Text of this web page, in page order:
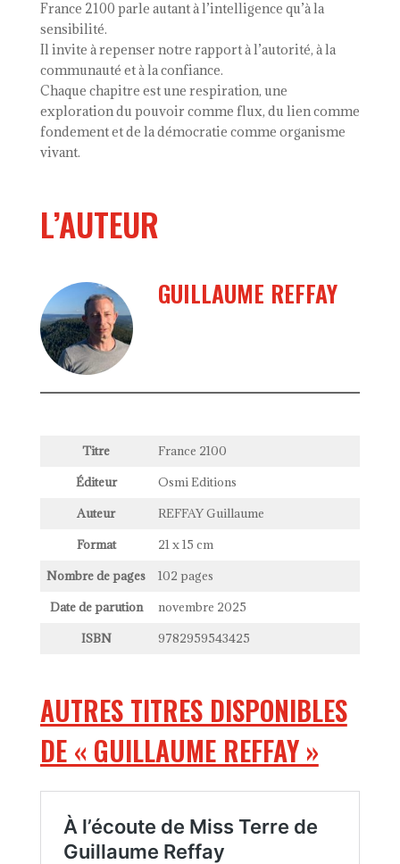
France 2100 parle autant à l’intelligence qu’à la
sensibilité.
Il invite à repenser notre rapport à l’autorité, à la
communauté et à la confiance.
Chaque chapitre est une respiration, une
exploration du pouvoir comme flux, du lien comme
fondement et de la démocratie comme organisme
vivant.
L’AUTEUR
GUILLAUME REFFAY
Titre
France 2100
Éditeur
Osmi Editions
Auteur
REFFAY Guillaume
Format
21 x 15 cm
Nombre de pages
102 pages
Date de parution
novembre 2025
ISBN
9782959543425
AUTRES TITRES DISPONIBLES
DE « GUILLAUME REFFAY »